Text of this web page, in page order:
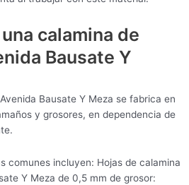
calamina de
Bausate Y
Bausate Y Meza se fabrica en
y grosores, en dependencia de
comunes incluyen: Hojas de calamina
Y Meza de 0,5 mm de grosor: